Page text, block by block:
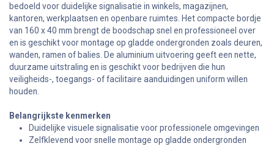
bedoeld voor duidelijke signalisatie in winkels, magazijnen,
kantoren, werkplaatsen en openbare ruimtes. Het compacte bordje
van 160 x 40 mm brengt de boodschap snel en professioneel over
en is geschikt voor montage op gladde ondergronden zoals deuren,
wanden, ramen of balies. De aluminium uitvoering geeft een nette,
duurzame uitstraling en is geschikt voor bedrijven die hun
veiligheids-, toegangs- of facilitaire aanduidingen uniform willen
houden.
Belangrijkste kenmerken
Duidelijke visuele signalisatie voor professionele omgevingen
Zelfklevend voor snelle montage op gladde ondergronden